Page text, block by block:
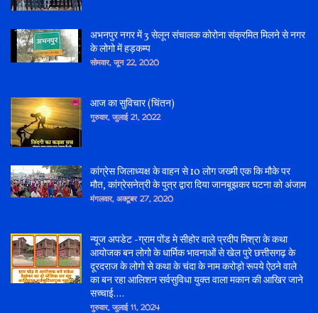
अभनपुर नगर में 3 सेलून संचालक कोरोना संक्रमित मिलने से नगर
के लोगो में हड़कम्प
सोमवार, जून 22, 2020
आज का सुविचार (चिंतन)
गुरुवार, जुलाई 21, 2022
कांग्रेस जिलाध्यक्ष के वाहन से 10 लोग जख्मी एक कि मौके पर
मौत, कांग्रेसनेत्री के पुत्र द्वारा दिया जानबूझकर घटना को अंजाम
मंगलवार, अक्टूबर 27, 2020
न्यूज अपडेट -ग्राम पोंड मे सीहोर वाले प्रदीप मिश्रा के कथा
आयोजक बन लोगो के धार्मिक भावनाओं से खेल पुरे छत्तीसगढ़ के
दूरदराज के लोगो से कथा के चंदा के नाम करोड़ो रूपये ऐठने वाले
का बन रहा आलिशन सर्वसुविधा युक्त वाला मकान की आखिर जाने
सच्चाई....
गुरुवार, जुलाई 11, 2024